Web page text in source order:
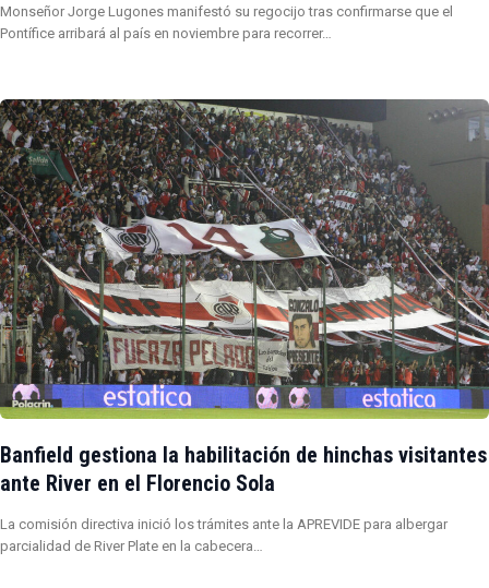
Monseñor Jorge Lugones manifestó su regocijo tras confirmarse que el
Pontífice arribará al país en noviembre para recorrer…
Banfield gestiona la habilitación de hinchas visitantes
ante River en el Florencio Sola
La comisión directiva inició los trámites ante la APREVIDE para albergar
parcialidad de River Plate en la cabecera…